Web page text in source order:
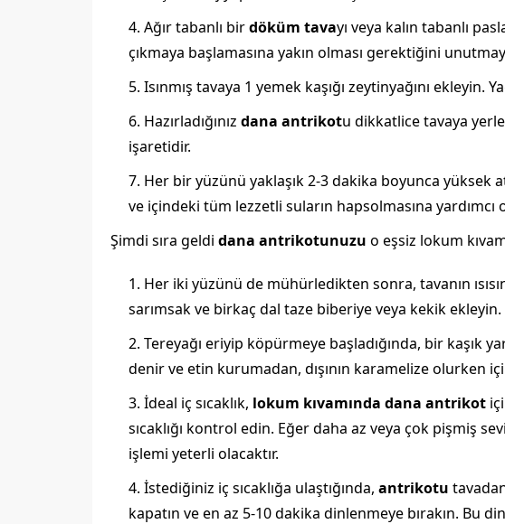
Ağır tabanlı birdöküm tavayı veya kalın tabanlı
çıkmaya başlamasına yakın olması gerektiğini
Isınmış tavaya 1 yemek kaşığı zeytinyağını
Hazırladığınız dana antrikotu dikkatlice tavaya
işaretidir.
Her bir yüzünü yaklaşık 2-3 dakika boyunca yüksek
ve içindeki tüm lezzetli suların hapsolmasına
Şimdi sıra geldi dana antrikotunuzu o eşsiz lokum
Her iki yüzünü de mühürledikten sonra, tavanın
sarımsak ve birkaç dal taze biberiye veya kekik
Tereyağı eriyip köpürmeye başladığında, bir kaşık
denir ve etin kurumadan, dışının karamelize olurken
İdeal iç sıcaklık, lokum kıvamında dana antrikot
sıcaklığı kontrol edin. Eğer daha az veya çok pişmiş
işlemi yeterli olacaktır.
İstediğiniz iç sıcaklığa ulaştığında, antrikotu
kapatın ve en az 5-10 dakika dinlenmeye bırakın. Bu